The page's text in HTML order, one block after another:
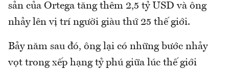
sản của Ortega tăng thêm 2,5 tỷ USD và ông
nhảy lên vị trí người giàu thứ 25 thế giới.
Bảy năm sau đó, ông lại có những bước nhảy
vọt trong xếp hạng tỷ phú giữa lúc thế giới